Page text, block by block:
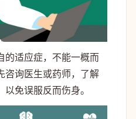
的适应症，不能一概而
咨询医生或药师，了解
免误服反而伤身。